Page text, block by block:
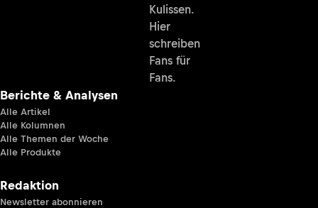
Kulissen.
Hier
schreiben
Fans für
Fans.
Berichte & Analysen
Alle Artikel
Alle Kolumnen
Alle Themen der Woche
Alle Produkte
Redaktion
Newsletter abonnieren